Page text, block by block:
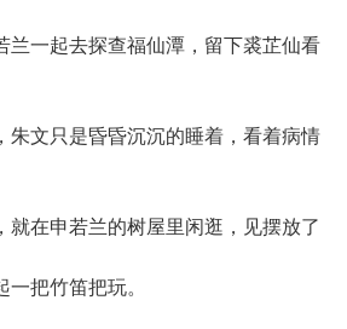
一起去探查福仙潭，留下裘芷仙看
文只是昏昏沉沉的睡着，看着病情
在申若兰的树屋里闲逛，见摆放了
把竹笛把玩。